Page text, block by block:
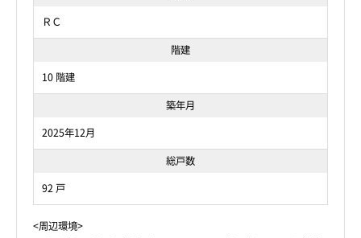
ＲＣ
階建
10 階建
築年月
2025年12月
総戸数
92 戸
<周辺環境>